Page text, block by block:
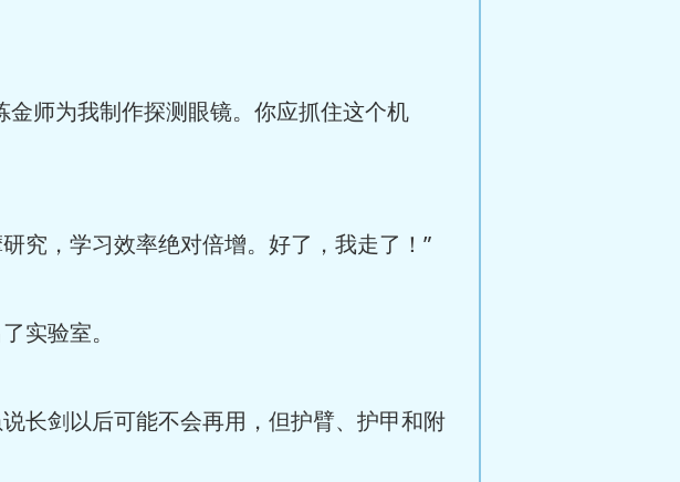
师为我制作探测眼镜。你应抓住这个机
究，学习效率绝对倍增。好了，我走了！”
实验室。
长剑以后可能不会再用，但护臂、护甲和附